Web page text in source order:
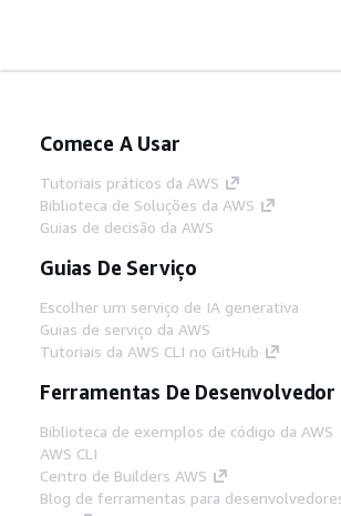
Comece A Usar
Tutoriais práticos da AWS
Biblioteca de Soluções da AWS
Guias de decisão da AWS
Guias De Serviço
Escolher um serviço de IA generativa
Guias de serviço da AWS
Tutoriais da AWS CLI no GitHub
Ferramentas De Desenvolvedor
Biblioteca de exemplos de código da AWS
AWS CLI
Centro de Builders AWS
Blog de ferramentas para